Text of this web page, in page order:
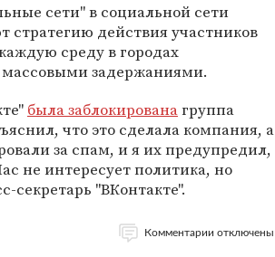
сети" в социальной сети
стратегию действия участников
среду в городах
задержаниями.
была заблокированагруппа
что это сделала компания, а
за спам, и я их предупредил,
не интересует политика, но
секретарь "ВКонтакте".
Комментарии отключены